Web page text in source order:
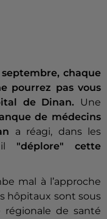
chaque
pourrez pas vous
de Dinan. Une
de médecins
a réagi, dans les
"déplore" cette
mal à l’approche
hôpitaux sont sous
régionale de santé